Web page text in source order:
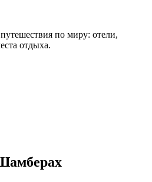
по миру: отели,
отдыха.